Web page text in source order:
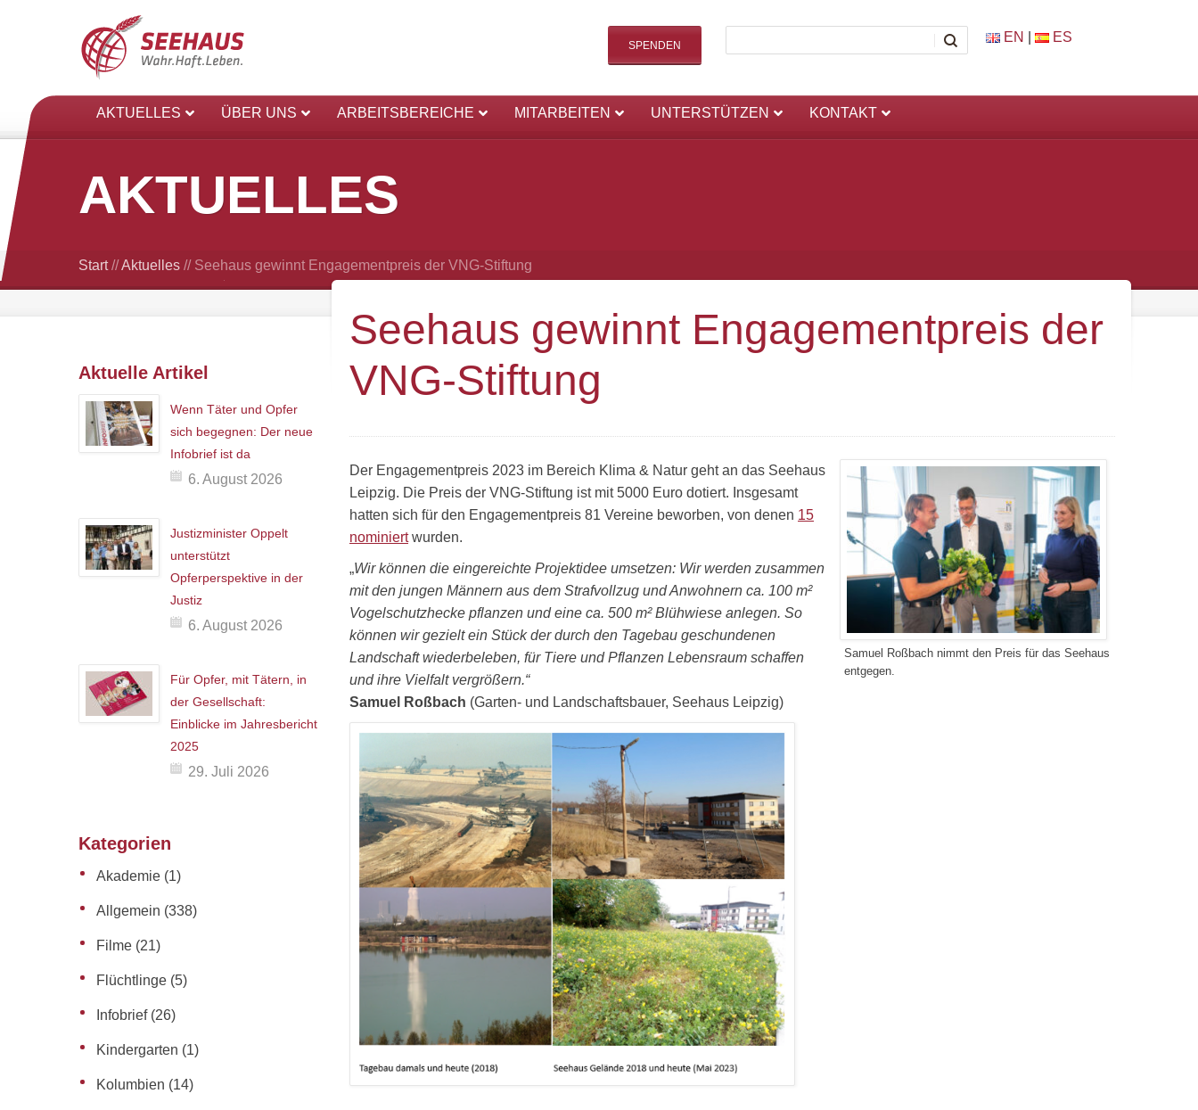
EN ES
SPENDEN
AKTUELLES ÜBER UNS ARBEITSBEREICHE MITARBEITEN UNTERSTÜTZEN KONTAKT
AKTUELLES
Start//Aktuelles // Seehaus gewinnt Engagementpreis der VNG-Stiftung
Seehaus gewinnt Engagementpreis der
VNG-Stiftung
Samuel Roßbach nimmt den Preis für das Seehaus
entgegen.
Der Engagementpreis 2023 im Bereich Klima & Natur geht an das Seehaus
Leipzig. Die Preis der VNG-Stiftung ist mit 5000 Euro dotiert. Insgesamt
hatten sich für den Engagementpreis 81 Vereine beworben, von denen 15
nominiertwurden.
„Wir können die eingereichte Projektidee umsetzen: Wir werden zusammen
mit den jungen Männern aus dem Strafvollzug und Anwohnern ca. 100 m²
Vogelschutzhecke pflanzen und eine ca. 500 m² Blühwiese anlegen. So
können wir gezielt ein Stück der durch den Tagebau geschundenen
Landschaft wiederbeleben, für Tiere und Pflanzen Lebensraum schaffen
und ihre Vielfalt vergrößern.“
Samuel Roßbach (Garten- und Landschaftsbauer, Seehaus Leipzig)
Aktuelle Artikel
Wenn Täter und Opfer
sich begegnen: Der neue
Infobrief ist da
6. August 2026
Justizminister Oppelt
unterstützt
Opferperspektive in der
Justiz
6. August 2026
Für Opfer, mit Tätern, in
der Gesellschaft:
Einblicke im Jahresbericht
2025
29. Juli 2026
Kategorien
Akademie (1)
Allgemein (338)
Filme (21)
Flüchtlinge (5)
Infobrief(26)
Kindergarten (1)
Kolumbien (14)